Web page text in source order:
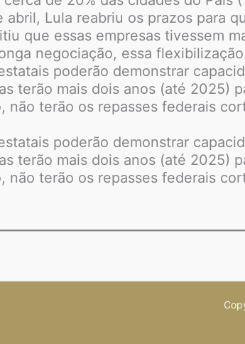
abril, Lula reabriu os prazos para
que essas empresas tivessem
negociação, essa
poderão demonstrar
terão mais dois anos (até 2025)
não terão os repasses federais
poderão demonstrar
terão mais dois anos (até 2025)
não terão os repasses federais